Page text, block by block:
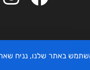
באתר שלנו, נניח